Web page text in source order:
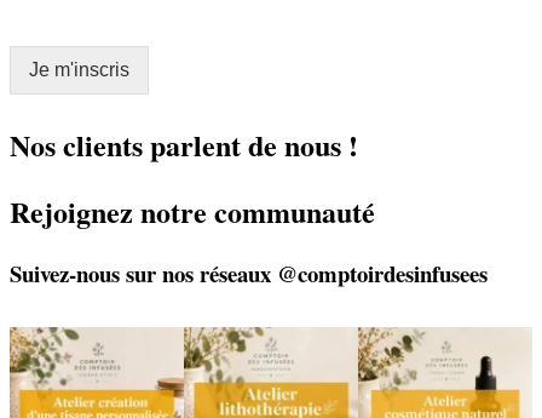
a
i
l
Je m'inscris
Nos clients parlent de nous !
Rejoignez notre communauté
Suivez-nous sur nos réseaux @comptoirdesinfusees
🌿 Créez votre tisane sur-
mesure
Un...
🌿 Un bracelet
énergétique, juste pour
vous
...
🌿 Deux rendez-vous
cosmétiques avec Sophie
(Lou...